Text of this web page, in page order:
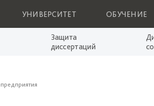
УНИВЕРСИТЕТ ОБУЧЕНИЕ
Защита
диссертаций